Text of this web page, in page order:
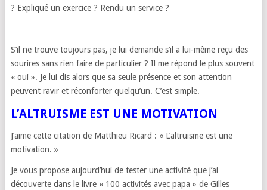
? Expliqué un exercice ? Rendu un service ?
S’il ne trouve toujours pas, je lui demande s’il a lui-même reçu des
sourires sans rien faire de particulier ? Il me répond le plus souvent
« oui ». Je lui dis alors que sa seule présence et son attention
peuvent ravir et réconforter quelqu’un. C’est simple.
L’ALTRUISME EST UNE MOTIVATION
J’aime cette citation de Matthieu Ricard : « L’altruisme est une
motivation. »
Je vous propose aujourd’hui de tester une activité que j’ai
découverte dans le livre « 100 activités avec papa » de Gilles